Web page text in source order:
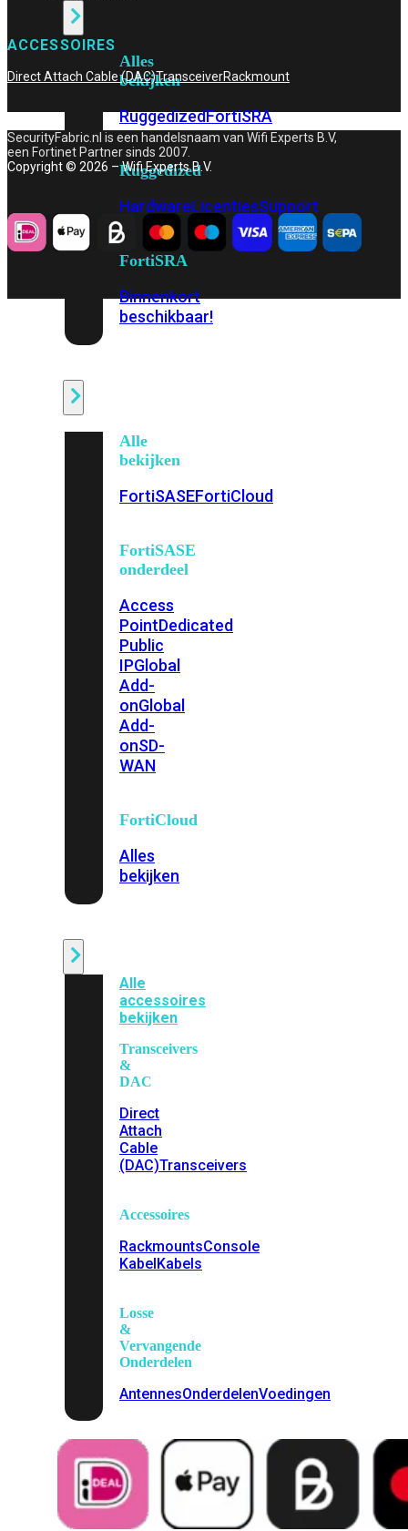
Alles
bekijken
RuggedizedFortiSRA
Ruggedized
HardwareLicentiesSupport
FortiSRA
Binnenkort
beschikbaar!
Alle
bekijken
FortiSASEFortiCloud
FortiSASE
onderdeel
Access
PointDedicated
Public
IPGlobal
Add-
onGlobal
Add-
onSD-
WAN
FortiCloud
Alles
bekijken
Alle
accessoires
bekijken
Transceivers
&
DAC
Direct
Attach
Cable
(DAC)Transceivers
Accessoires
RackmountsConsole
KabelKabels
Losse
&
Vervangende
Onderdelen
AntennesOnderdelenVoedingen
ACCESSOIRES
Direct Attach Cable (DAC)TransceiverRackmount
SecurityFabric.nl is een handelsnaam van Wifi Experts B.V,
een Fortinet Partner sinds 2007.
Copyright © 2026 – Wifi Experts B.V.